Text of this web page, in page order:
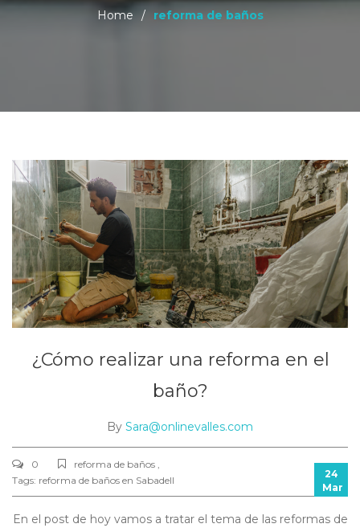
Home / reforma de baños
¿Cómo realizar una reforma en el
baño?
By Sara@onlinevalles.com
0
reforma de baños ,
Tags: reforma de baños en Sabadell
24
Mar
En el post de hoy vamos a tratar el tema de las reformas de